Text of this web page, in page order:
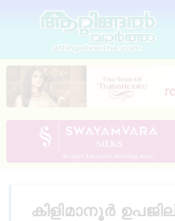
കിളിമാനൂർ